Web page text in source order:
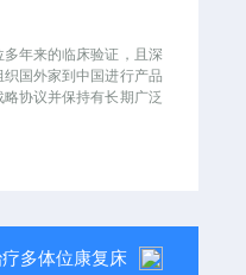
年来的临床验证，且深
国外家到中国进行产品
协议并保持有长期广泛
多体位康复床